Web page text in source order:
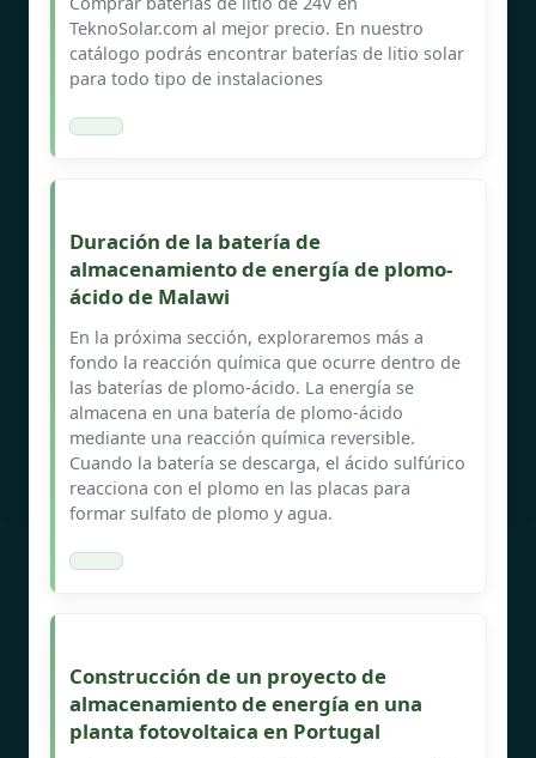
TeknoSolar.com al mejor precio. En nuestro
catálogo podrás encontrar baterías de litio solar
para todo tipo de instalaciones
Duración de la batería de
almacenamiento de energía de plomo-
ácido de Malawi
En la próxima sección, exploraremos más a
fondo la reacción química que ocurre dentro de
las baterías de plomo-ácido. La energía se
almacena en una batería de plomo-ácido
mediante una reacción química reversible.
Cuando la batería se descarga, el ácido sulfúrico
reacciona con el plomo en las placas para
formar sulfato de plomo y agua.
Construcción de un proyecto de
almacenamiento de energía en una
planta fotovoltaica en Portugal